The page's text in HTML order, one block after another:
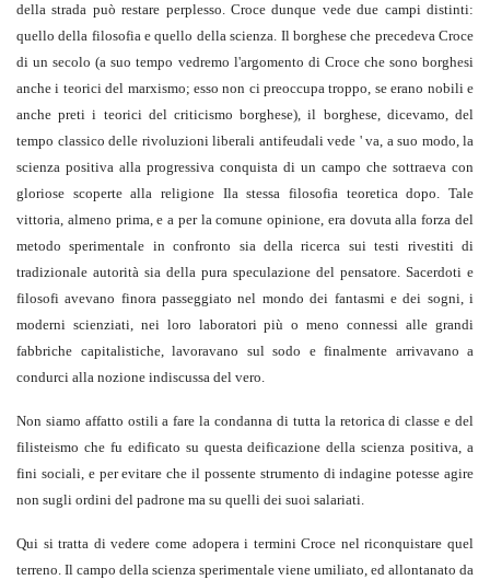
della strada può restare perplesso. Croce dunque vede due campi distinti:
quello della filosofia e quello della scienza. Il borghese che precedeva Croce
di un secolo (a suo tempo vedremo l'argomento di Croce che sono borghesi
anche i teorici del marxismo; esso non ci preoccupa troppo, se erano nobili e
anche preti i teorici del criticismo borghese), il borghese, dicevamo, del
tempo classico delle rivoluzioni liberali antifeudali vede ' va, a suo modo, la
scienza positiva alla progressiva conquista di un campo che sottraeva con
gloriose scoperte alla religione Ila stessa filosofia teoretica dopo. Tale
vittoria, almeno prima, e a per la comune opinione, era dovuta alla forza del
metodo sperimentale in confronto sia della ricerca sui testi rivestiti di
tradizionale autorità sia della pura speculazione del pensatore. Sacerdoti e
filosofi avevano finora passeggiato nel mondo dei fantasmi e dei sogni, i
moderni scienziati, nei loro laboratori più o meno connessi alle grandi
fabbriche capitalistiche, lavoravano sul sodo e finalmente arrivavano a
condurci alla nozione indiscussa del vero.
Non siamo affatto ostili a fare la condanna di tutta la retorica di classe e del
filisteismo che fu edificato su questa deificazione della scienza positiva, a
fini sociali, e per evitare che il possente strumento di indagine potesse agire
non sugli ordini del padrone ma su quelli dei suoi salariati.
Qui si tratta di vedere come adopera i termini Croce nel riconquistare quel
terreno. Il campo della scienza sperimentale viene umiliato, ed allontanato da